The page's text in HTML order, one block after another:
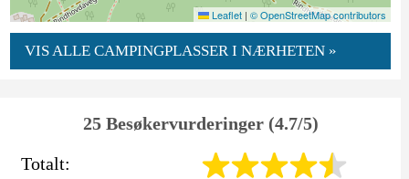
Leaflet | © OpenStreetMap contributors
VIS ALLE CAMPINGPLASSER I NÆRHETEN »
25 Besøkervurderinger (4.7/5)
Totalt: